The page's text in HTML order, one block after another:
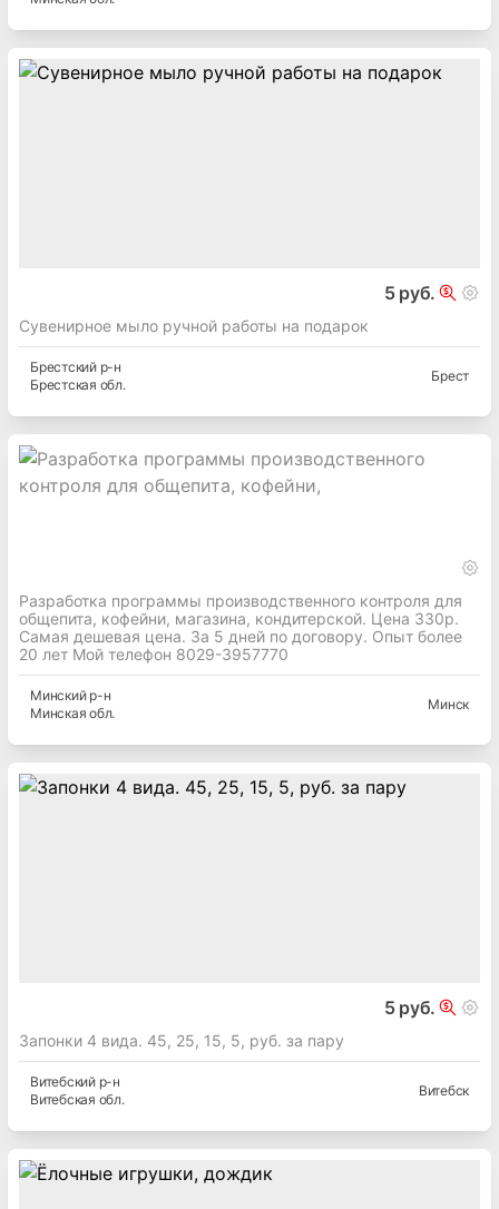
5 руб.
Сувенирное мыло ручной работы на подарок
Брестскийр-н
Брестская обл.
Брест
Разработка программы производственного контроля для
общепита, кофейни, магазина, кондитерской. Цена 330р.
Самая дешевая цена. За 5 дней по договору. Опыт более
20 лет Мой телефон 8029-3957770
Минскийр-н
Минская обл.
Минск
5 руб.
Запонки 4 вида. 45, 25, 15, 5, руб. за пару
Витебскийр-н
Витебская обл.
Витебск